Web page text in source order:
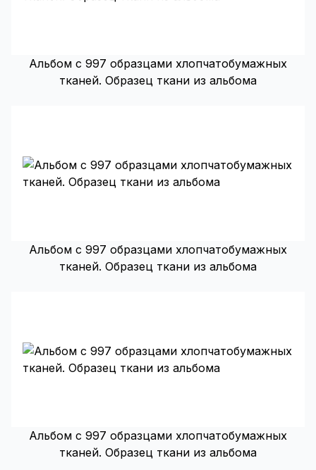
Альбом с 997 образцами хлопчатобумажных
тканей. Образец ткани из альбома
Альбом с 997 образцами хлопчатобумажных
тканей. Образец ткани из альбома
Альбом с 997 образцами хлопчатобумажных
тканей. Образец ткани из альбома